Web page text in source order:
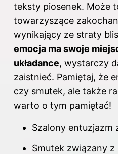
teksty piosenek. Może
towarzyszące
wynikający ze straty
emocja ma swoje
układance, wystarczy
zaistnieć. Pamiętaj, że
czy smutek, ale także
warto o tym pamiętać!
Szalony entuzjazm
Smutek związany